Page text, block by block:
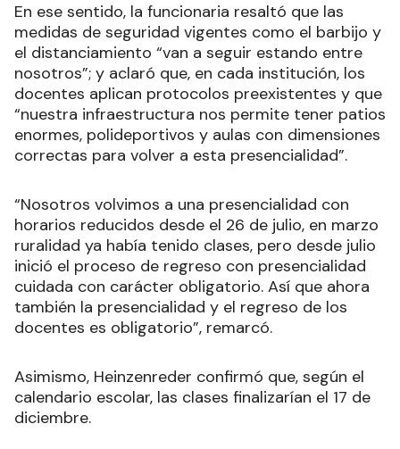
En ese sentido, la funcionaria resaltó que las
medidas de seguridad vigentes como el barbijo y
el distanciamiento “van a seguir estando entre
nosotros”; y aclaró que, en cada institución, los
docentes aplican protocolos preexistentes y que
“nuestra infraestructura nos permite tener patios
enormes, polideportivos y aulas con dimensiones
correctas para volver a esta presencialidad”.
“Nosotros volvimos a una presencialidad con
horarios reducidos desde el 26 de julio, en marzo
ruralidad ya había tenido clases, pero desde julio
inició el proceso de regreso con presencialidad
cuidada con carácter obligatorio. Así que ahora
también la presencialidad y el regreso de los
docentes es obligatorio”, remarcó.
Asimismo, Heinzenreder confirmó que, según el
calendario escolar, las clases finalizarían el 17 de
diciembre.